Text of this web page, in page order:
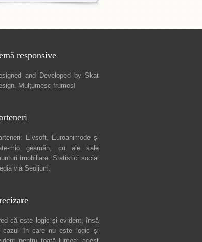
responsive
and Developed by Skat
. Mulțumesc frumos!
Elvsoft, Euroanimode și
mio geamăn, cu ale sale
imobiliare. Statistici social
via Seolium.
că este logic și evident, însă
cazul în care nu este logic și